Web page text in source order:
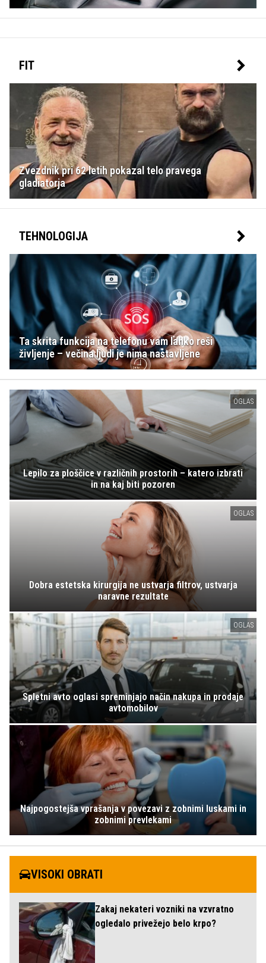
FIT
Zvezdnik pri 62 letih pokazal telo pravega
gladiatorja
TEHNOLOGIJA
Ta skrita funkcija na telefonu vam lahko reši
življenje – večina ljudi je nima nastavljene
OGLAS
Lepilo za ploščice v različnih prostorih – katero izbrati
in na kaj biti pozoren
OGLAS
Dobra estetska kirurgija ne ustvarja filtrov, ustvarja
naravne rezultate
OGLAS
Spletni avto oglasi spreminjajo način nakupa in prodaje
avtomobilov
Najpogostejša vprašanja v povezavi z zobnimi luskami in
zobnimi prevlekami
VISOKI OBRATI
Zakaj nekateri vozniki na vzvratno
ogledalo privežejo belo krpo?